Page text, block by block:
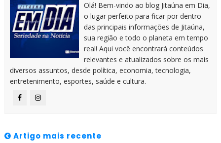
Olá! Bem-vindo ao blog Jitaúna em Dia,
o lugar perfeito para ficar por dentro
das principais informações de Jitaúna,
sua região e todo o planeta em tempo
real! Aqui você encontrará conteúdos
relevantes e atualizados sobre os mais
diversos assuntos, desde política, economia, tecnologia,
entretenimento, esportes, saúde e cultura.
Artigo mais recente